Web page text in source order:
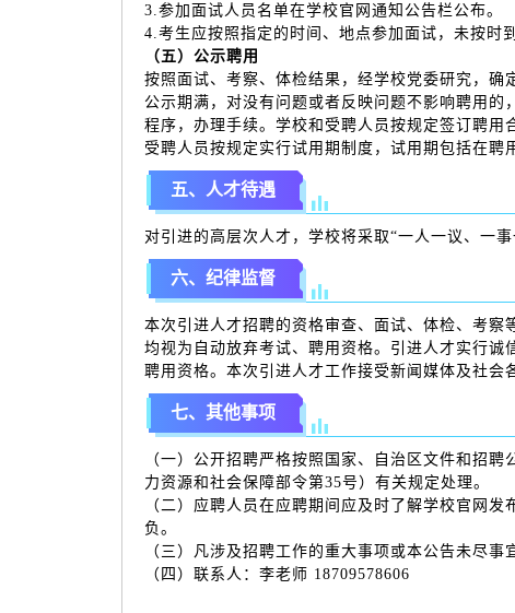
3.参加面试人员名单在学校官网通知公告栏公布。
4.考生应按照指定的时间、地点参加面试，未按时
（五）公示聘用
按照面试、考察、体检结果，经学校党委研究，确
公示期满，对没有问题或者反映问题不影响聘用
程序，办理手续。学校和受聘人员按规定签订聘用
受聘人员按规定实行试用期制度，试用期包括在聘
五、人才待遇
对引进的高层次人才，学校将采取“一人一议、一
六、纪律监督
本次引进人才招聘的资格审查、面试、体检、考察
均视为自动放弃考试、聘用资格。引进人才实行诚
聘用资格。本次引进人才工作接受新闻媒体及社会
七、其他事项
（一）公开招聘严格按照国家、自治区文件和招
力资源和社会保障部令第35号）有关规定处理。
（二）应聘人员在应聘期间应及时了解学校官网
负。
（三）凡涉及招聘工作的重大事项或本公告未尽
（四）联系人：李老师 18709578606